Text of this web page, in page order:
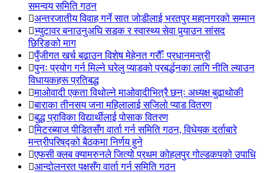
समन्वय समिति गठन
अन्तरजातीय विवाह गर्ने सात जोडीलाई भरतपुर महानगरको सम्मान
भ्युटावर बनाउनुअघि सडक र स्वास्थ्य सेवा पुर्‍याउन सांसद
छिरिङको माग
पुँजीगत खर्च बढाउन विशेष मेहेनत गरौँः प्रधानमन्त्री
पुनः प्रयोग गर्न मिल्ने घरेलु प्याडको प्रबर्द्धनका लागि नीति ल्याउन
विधायकहरू प्रतिबद्ध
माओवादी एकता विथोल्ने माओवादीभित्रै छन्ः अध्यक्ष बुढाथोकी
बाराका तीनसय जना महिलालाई सजिलो प्याड वितरण
बुद्ध प्राविका विद्यार्थीलाई पोसाक वितरण
मिटरब्याज पीडितसँग वार्ता गर्न समिति गठन, विधेयक दर्ताबारे
मन्त्रीपरिषद्को बैठकमा निर्णय हुने
एफसी क्लब क्यामरुनले जित्यो प्रथम कोहलपुर गोल्डकपको उपाधि
आन्दोलनरत पक्षसँग वार्ता गर्न समिति गठन